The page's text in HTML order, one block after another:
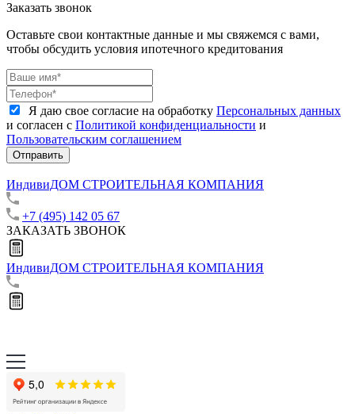
Заказать звонок
Оставьте свои контактные данные и мы свяжемся с вами,
чтобы обсудить условия ипотечного кредитования
Я даю свое согласие на обработку Персональных данных
и согласен с Политикой конфиденциальности и
Пользовательским соглашением
Отправить
ИндивиДОМ СТРОИТЕЛЬНАЯ КОМПАНИЯ
+7 (495) 142 05 67
ЗАКАЗАТЬ ЗВОНОК
ИндивиДОМ СТРОИТЕЛЬНАЯ КОМПАНИЯ